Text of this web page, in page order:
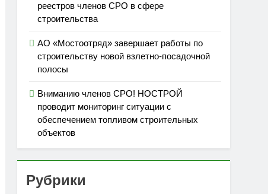
реестров членов СРО в сфере
строительства
АО «Мостоотряд» завершает работы по
строительству новой взлетно-посадочной
полосы
Вниманию членов СРО! НОСТРОЙ
проводит мониторинг ситуации с
обеспечением топливом строительных
объектов
Рубрики